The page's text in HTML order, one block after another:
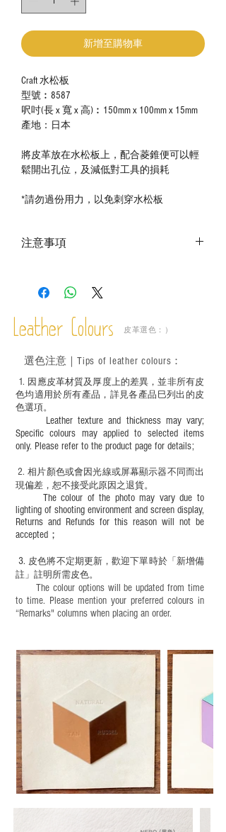
新增至購物車
Craft 水松板
型號︰8587
呎吋(長 x 寬 x 高)︰150mm x 100mm x 15mm
產地：日本
將皮革放在水松板上，配合菱錐便可以輕
鬆開出孔位，及減低對工具的損耗
*請勿過份用力，以免刺穿水松板
注意事項
－ 此產品含有細小配件、尖銳物件，恕不
必須由成年人陪同下使用並應小心處理。
Leather Colours 皮革選色：）
1. ​ 因應皮革材質及厚度上的差異，並非所有皮
色均適用於所有產品，詳見各產品巳列出的皮
色選項。
Leather texture and thickness may vary;
Specific colours may applied to selected items
only. Please refer to the product page for details;
​2.相片顏色或會因光線或屏幕顯示器不同而出
現偏差，恕不接受此原因之退貨。
The colour of the photo may vary due to
lighting of shooting environment and screen display,
Returns and Refunds for this reason will not be
accepted；
3. 皮色將不定期更新，歡迎下單時於「新增備
註」註明 所需皮色。
The colour options will be updated from time
to time. Please mention your preferred colours in
“Remarks" columns when placing an order.
選色注意｜ Tips of leather colours ：